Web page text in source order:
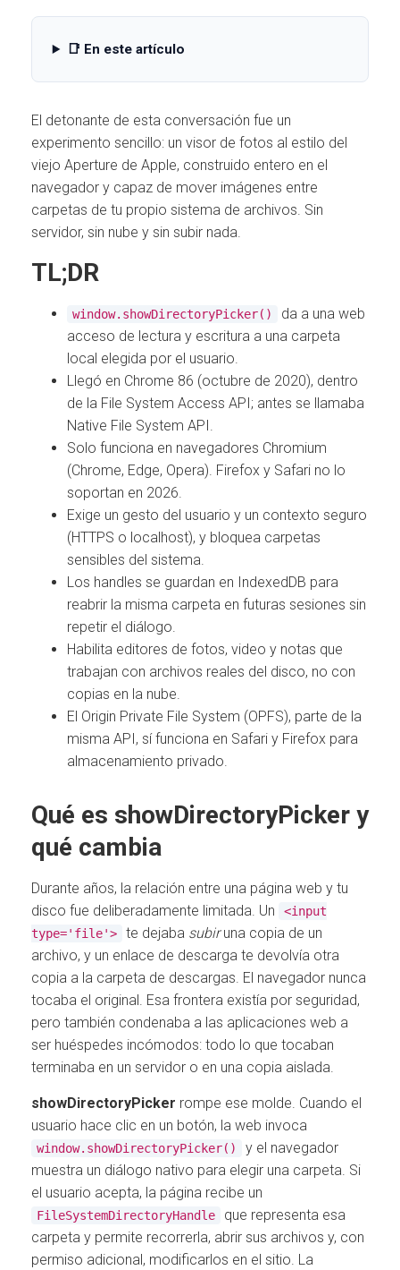
📑 En este artículo
El detonante de esta conversación fue un
experimento sencillo: un visor de fotos al estilo del
viejo Aperture de Apple, construido entero en el
navegador y capaz de mover imágenes entre
carpetas de tu propio sistema de archivos. Sin
servidor, sin nube y sin subir nada.
TL;DR
window.showDirectoryPicker()
da a una web
acceso de lectura y escritura a una carpeta
local elegida por el usuario.
Llegó en Chrome 86 (octubre de 2020), dentro
de la File System Access API; antes se llamaba
Native File System API.
Solo funciona en navegadores Chromium
(Chrome, Edge, Opera). Firefox y Safari no lo
soportan en 2026.
Exige un gesto del usuario y un contexto seguro
(HTTPS o localhost), y bloquea carpetas
sensibles del sistema.
Los handles se guardan en IndexedDB para
reabrir la misma carpeta en futuras sesiones sin
repetir el diálogo.
Habilita editores de fotos, video y notas que
trabajan con archivos reales del disco, no con
copias en la nube.
El Origin Private File System (OPFS), parte de la
misma API, sí funciona en Safari y Firefox para
almacenamiento privado.
Qué es showDirectoryPicker y
qué cambia
Durante años, la relación entre una página web y tu
disco fue deliberadamente limitada. Un
<input
type='file'>
te dejaba subiruna copia de un
archivo, y un enlace de descarga te devolvía otra
copia a la carpeta de descargas. El navegador nunca
tocaba el original. Esa frontera existía por seguridad,
pero también condenaba a las aplicaciones web a
ser huéspedes incómodos: todo lo que tocaban
terminaba en un servidor o en una copia aislada.
showDirectoryPicker rompe ese molde. Cuando el
usuario hace clic en un botón, la web invoca
window.showDirectoryPicker()
y el navegador
muestra un diálogo nativo para elegir una carpeta. Si
el usuario acepta, la página recibe un
FileSystemDirectoryHandle
que representa esa
carpeta y permite recorrerla, abrir sus archivos y, con
permiso adicional, modificarlos en el sitio. La